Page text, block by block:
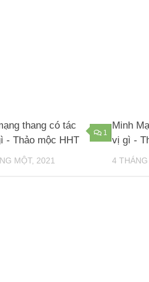
1
thang có tác
- Thảo mộc HHT
MỘT, 2021
Minh
vị gì -
4